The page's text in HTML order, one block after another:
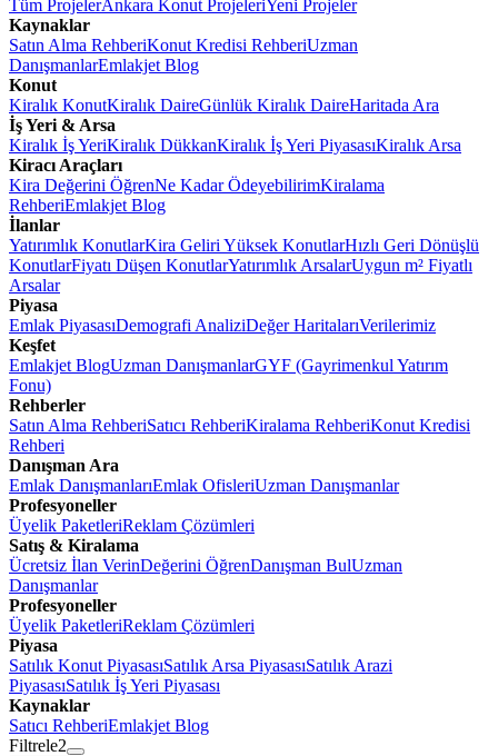
Tüm ProjelerAnkara Konut ProjeleriYeni Projeler
Kaynaklar
Satın Alma RehberiKonut Kredisi RehberiUzman
DanışmanlarEmlakjet Blog
Konut
Kiralık KonutKiralık DaireGünlük Kiralık DaireHaritada Ara
İş Yeri & Arsa
Kiralık İş YeriKiralık DükkanKiralık İş Yeri PiyasasıKiralık Arsa
Kiracı Araçları
Kira Değerini ÖğrenNe Kadar ÖdeyebilirimKiralama
RehberiEmlakjet Blog
İlanlar
Yatırımlık KonutlarKira Geliri Yüksek KonutlarHızlı Geri Dönüşlü
KonutlarFiyatı Düşen KonutlarYatırımlık ArsalarUygun m² Fiyatlı
Arsalar
Piyasa
Emlak PiyasasıDemografi AnaliziDeğer HaritalarıVerilerimiz
Keşfet
Emlakjet BlogUzman DanışmanlarGYF (Gayrimenkul Yatırım
Fonu)
Rehberler
Satın Alma RehberiSatıcı RehberiKiralama RehberiKonut Kredisi
Rehberi
Danışman Ara
Emlak DanışmanlarıEmlak OfisleriUzman Danışmanlar
Profesyoneller
Üyelik PaketleriReklam Çözümleri
Satış & Kiralama
Ücretsiz İlan VerinDeğerini ÖğrenDanışman BulUzman
Danışmanlar
Profesyoneller
Üyelik PaketleriReklam Çözümleri
Piyasa
Satılık Konut PiyasasıSatılık Arsa PiyasasıSatılık Arazi
PiyasasıSatılık İş Yeri Piyasası
Kaynaklar
Satıcı RehberiEmlakjet Blog
Filtrele2